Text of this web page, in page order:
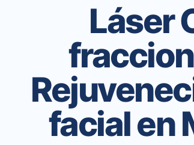
Láser
facial en